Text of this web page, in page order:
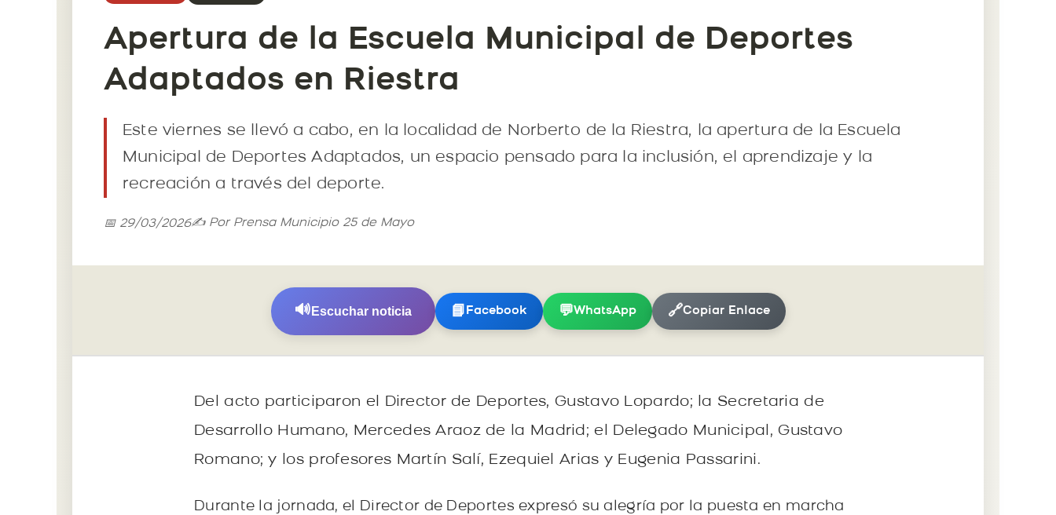
Apertura de la Escuela Municipal de Deportes
Adaptados en Riestra
Este viernes se llevó a cabo, en la localidad de Norberto de la Riestra, la apertura de la Escuela
Municipal de Deportes Adaptados, un espacio pensado para la inclusión, el aprendizaje y la
recreación a través del deporte.
📅 29/03/2026✍️ Por Prensa Municipio 25 de Mayo
🔊 Escuchar noticia 📘 Facebook 💬WhatsApp 🔗Copiar Enlace
Del acto participaron el Director de Deportes, Gustavo Lopardo; la Secretaria de
Desarrollo Humano, Mercedes Araoz de la Madrid; el Delegado Municipal, Gustavo
Romano; y los profesores Martín Salí, Ezequiel Arias y Eugenia Passarini.
Durante la jornada, el Director de Deportes expresó su alegría por la puesta en marcha